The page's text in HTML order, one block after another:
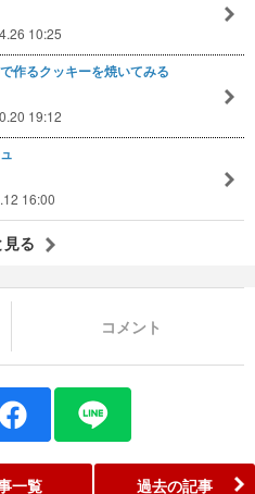
10:25
作るクッキーを焼いてみる
19:12
16:00
見る
コメント
一覧 過去の記事